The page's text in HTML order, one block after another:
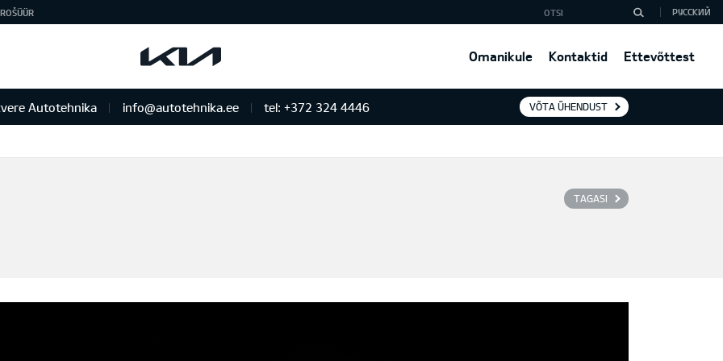
Omanikule Kontaktid Ettevõttest
РУССКИЙ
Autotehnika info@autotehnika.ee tel: +372 324 4446 VÕTA ÜHENDUST
TAGASI